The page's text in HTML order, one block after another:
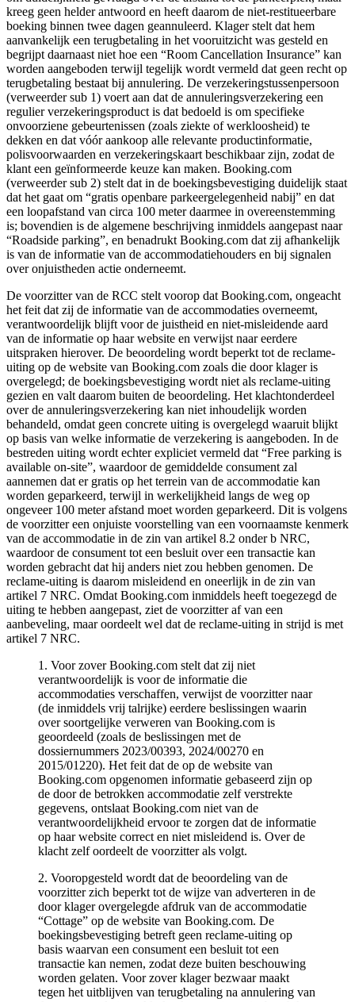
kreeg geen helder antwoord en heeft daarom de niet-restitueerbare
boeking binnen twee dagen geannuleerd. Klager stelt dat hem
aanvankelijk een terugbetaling in het vooruitzicht was gesteld en
begrijpt daarnaast niet hoe een “Room Cancellation Insurance” kan
worden aangeboden terwijl tegelijk wordt vermeld dat geen recht op
terugbetaling bestaat bij annulering. De verzekeringstussenpersoon
(verweerder sub 1) voert aan dat de annuleringsverzekering een
regulier verzekeringsproduct is dat bedoeld is om specifieke
onvoorziene gebeurtenissen (zoals ziekte of werkloosheid) te
dekken en dat vóór aankoop alle relevante productinformatie,
polisvoorwaarden en verzekeringskaart beschikbaar zijn, zodat de
klant een geïnformeerde keuze kan maken. Booking.com
(verweerder sub 2) stelt dat in de boekingsbevestiging duidelijk staat
dat het gaat om “gratis openbare parkeergelegenheid nabij” en dat
een loopafstand van circa 100 meter daarmee in overeenstemming
is; bovendien is de algemene beschrijving inmiddels aangepast naar
“Roadside parking”, en benadrukt Booking.com dat zij afhankelijk
is van de informatie van de accommodatiehouders en bij signalen
over onjuistheden actie onderneemt.
De voorzitter van de RCC stelt voorop dat Booking.com, ongeacht
het feit dat zij de informatie van de accommodaties overneemt,
verantwoordelijk blijft voor de juistheid en niet-misleidende aard
van de informatie op haar website en verwijst naar eerdere
uitspraken hierover. De beoordeling wordt beperkt tot de reclame-
uiting op de website van Booking.com zoals die door klager is
overgelegd; de boekingsbevestiging wordt niet als reclame-uiting
gezien en valt daarom buiten de beoordeling. Het klachtonderdeel
over de annuleringsverzekering kan niet inhoudelijk worden
behandeld, omdat geen concrete uiting is overgelegd waaruit blijkt
op basis van welke informatie de verzekering is aangeboden. In de
bestreden uiting wordt echter expliciet vermeld dat “Free parking is
available on-site”, waardoor de gemiddelde consument zal
aannemen dat er gratis op het terrein van de accommodatie kan
worden geparkeerd, terwijl in werkelijkheid langs de weg op
ongeveer 100 meter afstand moet worden geparkeerd. Dit is volgens
de voorzitter een onjuiste voorstelling van een voornaamste kenmerk
van de accommodatie in de zin van artikel 8.2 onder b NRC,
waardoor de consument tot een besluit over een transactie kan
worden gebracht dat hij anders niet zou hebben genomen. De
reclame-uiting is daarom misleidend en oneerlijk in de zin van
artikel 7 NRC. Omdat Booking.com inmiddels heeft toegezegd de
uiting te hebben aangepast, ziet de voorzitter af van een
aanbeveling, maar oordeelt wel dat de reclame-uiting in strijd is met
artikel 7 NRC.
1. Voor zover Booking.com stelt dat zij niet
verantwoordelijk is voor de informatie die
accommodaties verschaffen, verwijst de voorzitter naar
(de inmiddels vrij talrijke) eerdere beslissingen waarin
over soortgelijke verweren van Booking.com is
geoordeeld (zoals de beslissingen met de
dossiernummers 2023/00393, 2024/00270 en
2015/01220). Het feit dat de op de website van
Booking.com opgenomen informatie gebaseerd zijn op
de door de betrokken accommodatie zelf verstrekte
gegevens, ontslaat Booking.com niet van de
verantwoordelijkheid ervoor te zorgen dat de informatie
op haar website correct en niet misleidend is. Over de
klacht zelf oordeelt de voorzitter als volgt.
2. Vooropgesteld wordt dat de beoordeling van de
voorzitter zich beperkt tot de wijze van adverteren in de
door klager overgelegde afdruk van de accommodatie
“Cottage” op de website van Booking.com. De
boekingsbevestiging betreft geen reclame-uiting op
basis waarvan een consument een besluit tot een
transactie kan nemen, zodat deze buiten beschouwing
worden gelaten. Voor zover klager bezwaar maakt
tegen het uitblijven van terugbetaling na annulering van